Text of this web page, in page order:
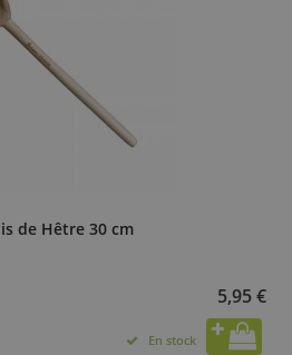
de Hêtre 30 cm
5,95 €
En stock